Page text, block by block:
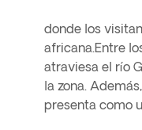
donde los
africana.Entre
atraviesa el río
la zona.
presenta como